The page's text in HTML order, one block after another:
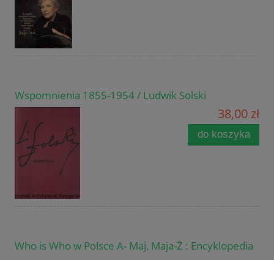
Wspomnienia 1855-1954 / Ludwik Solski
38,00 zł
do koszyka
Who is Who w Polsce A- Maj, Maja-Ż : Encyklopedia